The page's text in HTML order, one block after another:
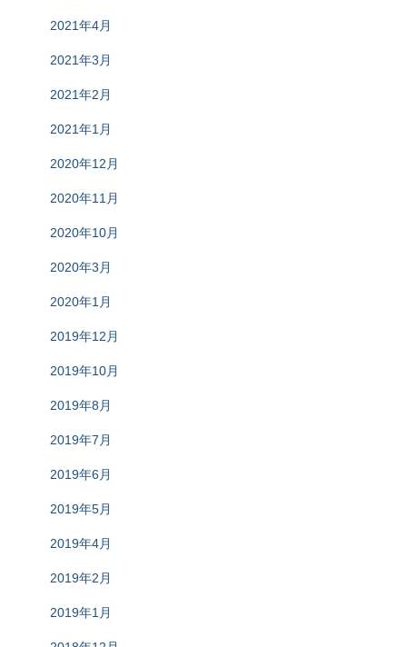
2021年4月
2021年3月
2021年2月
2021年1月
2020年12月
2020年11月
2020年10月
2020年3月
2020年1月
2019年12月
2019年10月
2019年8月
2019年7月
2019年6月
2019年5月
2019年4月
2019年2月
2019年1月